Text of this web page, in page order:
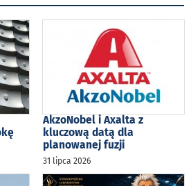
AkzoNobel i Axalta z
kluczową datą dla
planowanej fuzji
31 lipca 2026